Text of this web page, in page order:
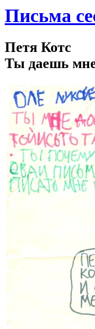
Письма
Петя Котс
Ты даешь